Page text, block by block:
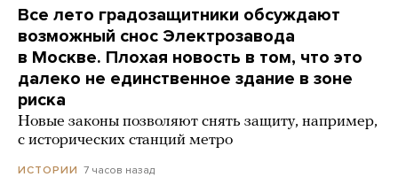
Все лето градозащитники обсуждают
возможный снос Электрозавода
в Москве. Плохая новость в том, что это
далеко не единственное здание в зоне
риска
Новые законы позволяют снять защиту, например,
с исторических станций метро
ИСТОРИИ 7 часов назад